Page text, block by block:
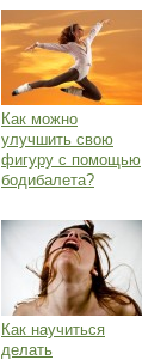
Как можно
улучшить свою
фигуру с помощью
бодибалета?
Как научиться
делать